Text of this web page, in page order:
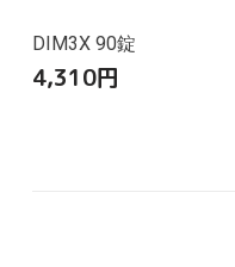
DIM3X 90錠
4,310円